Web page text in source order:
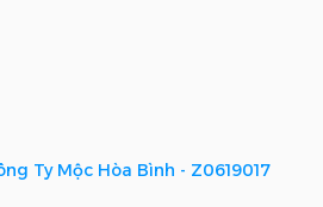
Ty Mộc Hòa Bình - Z0619017